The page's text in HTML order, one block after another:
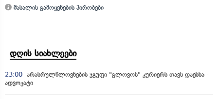
მასალის გამოყენების პირობები
დღის სიახლეები
23:00 არასრულწლოვნების ჯგუფი "გლოვოს" კურიერს თავს დაესხა -
ადვოკატი